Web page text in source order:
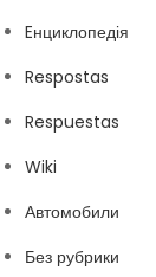
Eнциклопедія
Respostas
Respuestas
Wiki
Автомобили
Без рубрики